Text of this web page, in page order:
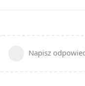
Napisz